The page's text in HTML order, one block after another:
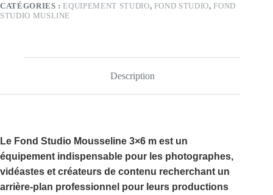
CATÉGORIES :EQUIPEMENT STUDIO, FOND STUDIO,FOND
STUDIO MUSLINE
Description
Le Fond Studio Mousseline 3×6 m est un
équipement indispensable pour les photographes,
vidéastes et créateurs de contenu recherchant un
arrière-plan professionnel pour leurs productions